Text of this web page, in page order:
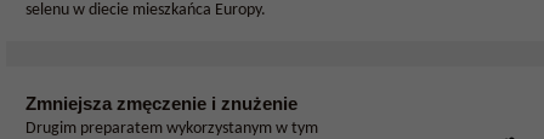
selenu w diecie mieszkańca Europy.
Zmniejsza zmęczenie i znużenie
Drugim preparatem wykorzystanym w tym